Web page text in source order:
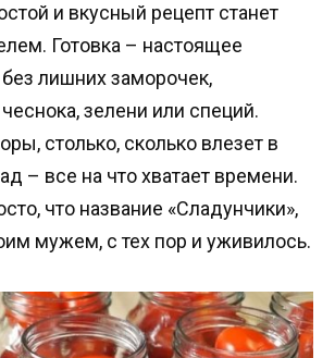
и вкусный рецепт станет
Готовка – настоящее
лишних заморочек,
зелени или специй.
столько, сколько влезет в
– все на что хватает времени.
что название «Сладунчики»,
мужем, с тех пор и уживилось.